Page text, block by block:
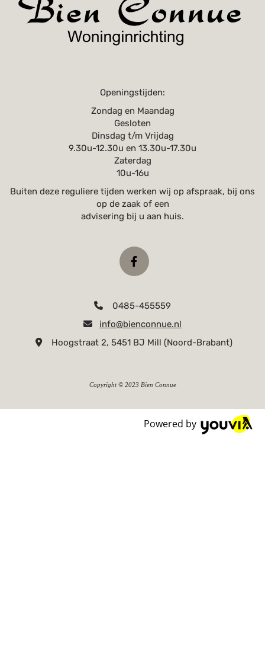
Openingstijden:
Zondag en Maandag
Gesloten
Dinsdag t/m Vrijdag
9.30u-12.30u en 13.30u-17.30u
Zaterdag
10u-16u
Buiten deze reguliere tijden werken wij op afspraak, bij ons
op de zaak of een
advisering bij u aan huis.
 0485-455559
 info@bienconnue.nl
Hoogstraat 2, 5451 BJ Mill (Noord-Brabant)
Copyright © 2023 Bien Connue
Powered by